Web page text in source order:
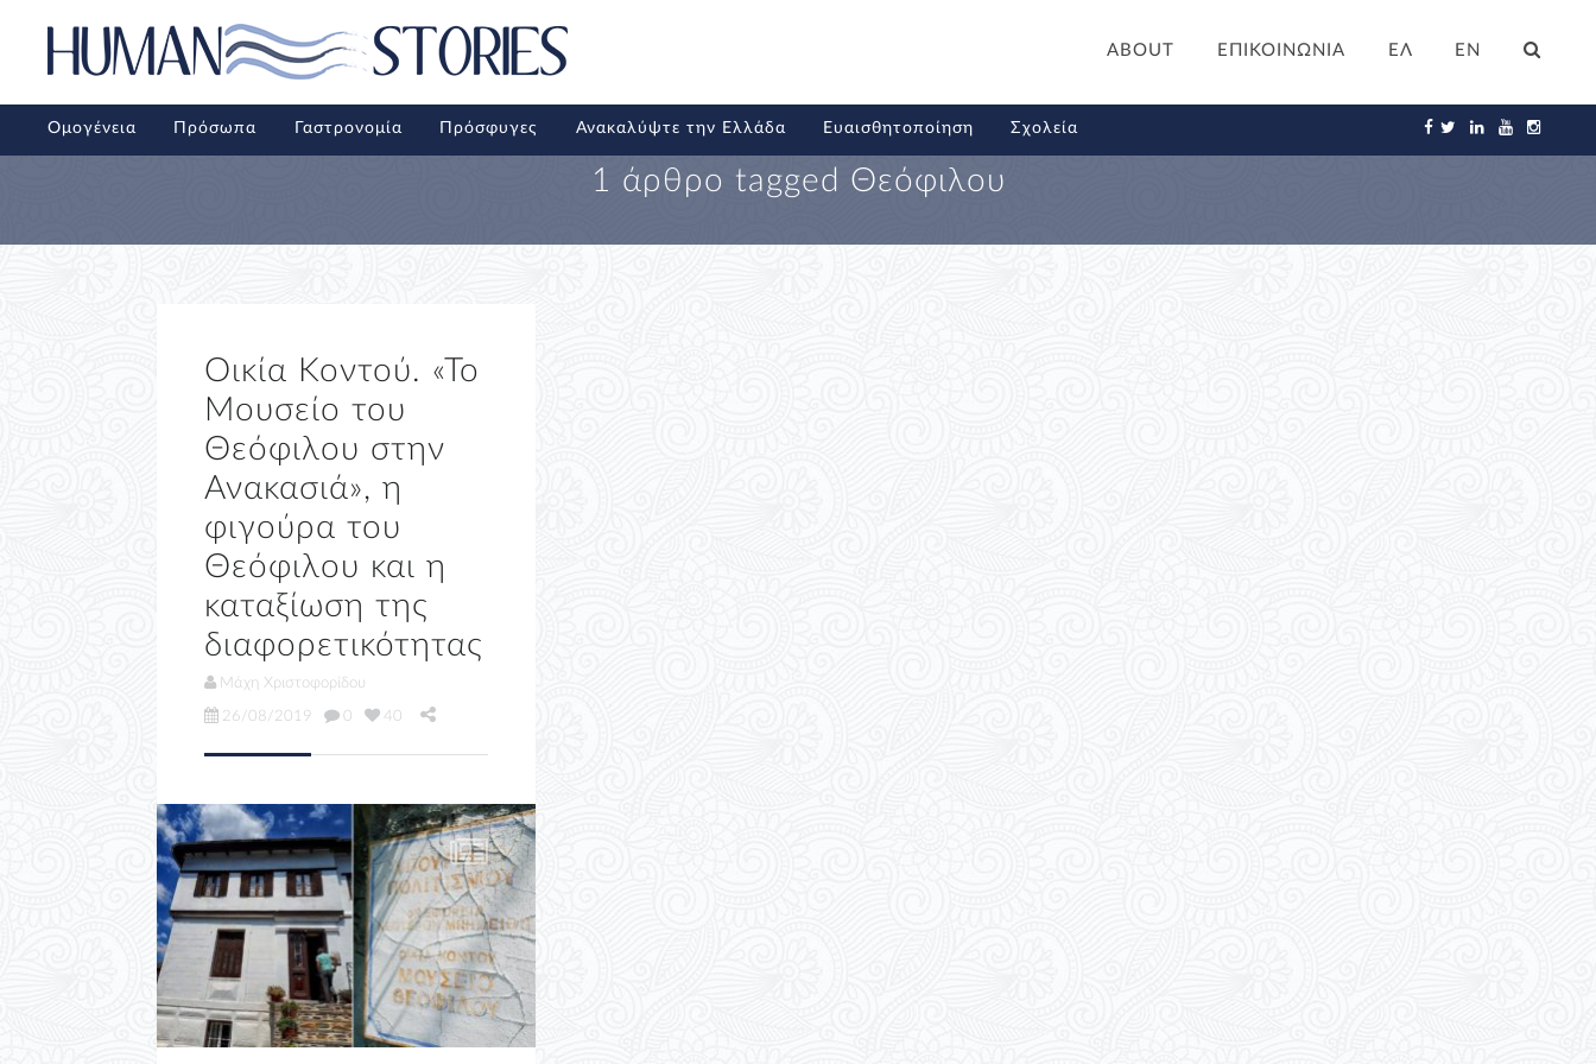
ABOUT ΕΠΙΚΟΙΝΩΝΙΑ ΕΛ EN
Ομογένεια Πρόσωπα Γαστρονομία Πρόσφυγες Ανακαλύψτε την Ελλάδα Ευαισθητοποίηση Σχολεία
1 άρθρο tagged Θεόφιλου
Οικία Κοντού. «Το
Μουσείο του
Θεόφιλου στην
Ανακασιά», η
φιγούρα του
Θεόφιλου και η
καταξίωση της
διαφορετικότητας
Μάχη Χριστοφορίδου
26/08/2019
0 40